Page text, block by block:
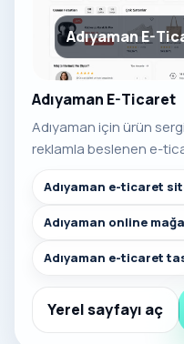
Adıyaman E-
Adıyaman E-Ticaret
Adıyaman için ürün
reklamla beslenen e-
Adıyaman e-ticaret
Adıyaman online
Adıyaman e-ticaret
Yerel sayfayı aç